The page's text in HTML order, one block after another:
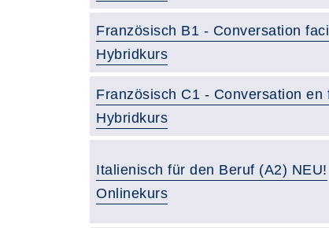
Französisch B1 - Conversation
Hybridkurs
Französisch C1 - Conversation en
Hybridkurs
Italienisch für den Beruf (A2) NEU!
Onlinekurs